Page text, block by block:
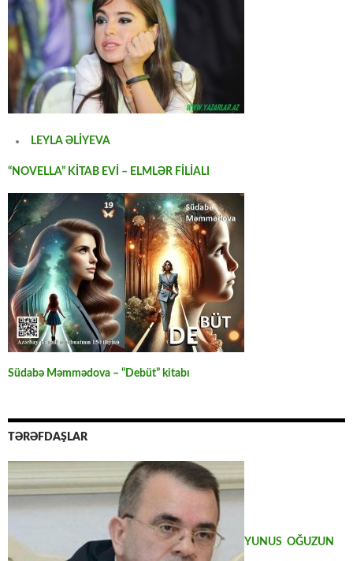
LEYLA ƏLİYEVA
“NOVELLA” KİTAB EVİ – ELMLƏR FİLİALI
Südabə Məmmədova – “Debüt” kitabı
TƏRƏFDAŞLAR
YUNUS OĞUZUN